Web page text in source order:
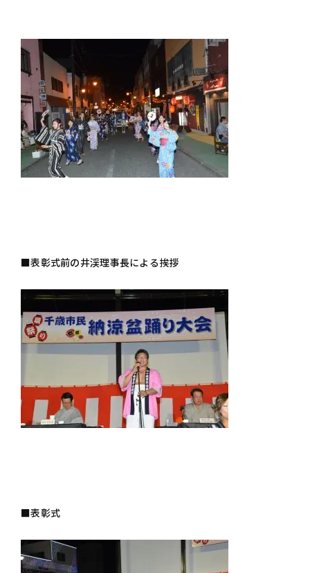
■表彰式前の井渓理事長による挨拶
■表彰式